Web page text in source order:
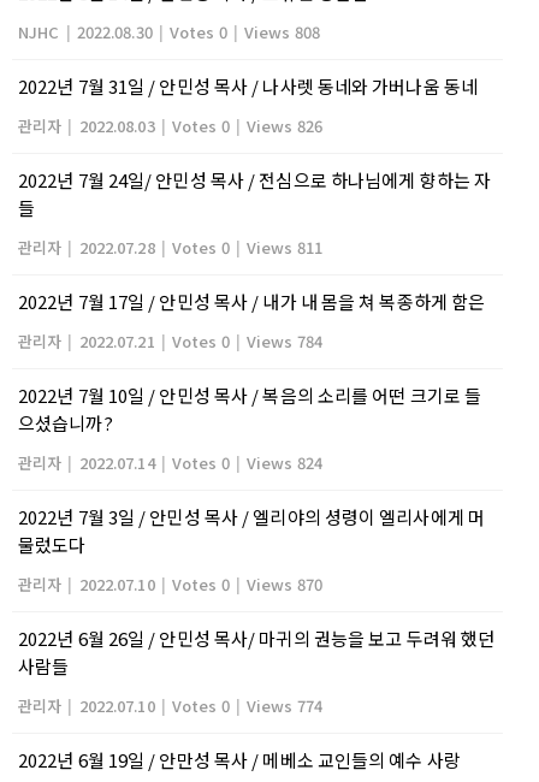
NJHC | 2022.08.30 | Votes 0 | Views 808
2022년 7월 31일 / 안민성 목사 / 나사렛 동네와 가버나움 동네
관리자 | 2022.08.03 | Votes 0 | Views 826
2022년 7월 24일/ 안민성 목사 / 전심으로 하나님에게 향하는 자
들
관리자 | 2022.07.28 | Votes 0 | Views 811
2022년 7월 17일 / 안민성 목사 / 내가 내 몸을 쳐 복종하게 함은
관리자 | 2022.07.21 | Votes 0 | Views 784
2022년 7월 10일 / 안민성 목사 / 복음의 소리를 어떤 크기로 들
으셨습니까?
관리자 | 2022.07.14 | Votes 0 | Views 824
2022년 7월 3일 / 안민성 목사 / 엘리야의 셩령이 엘리사에게 머
물렀도다
관리자 | 2022.07.10 | Votes 0 | Views 870
2022년 6월 26일 / 안민성 목사/ 마귀의 권능을 보고 두려워 했던
사람들
관리자 | 2022.07.10 | Votes 0 | Views 774
2022년 6월 19일 / 안만성 목사 / 메베소 교인들의 예수 사랑